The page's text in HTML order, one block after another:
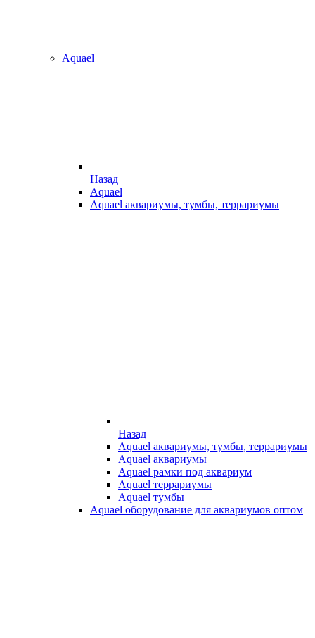
Aquael
Назад
Aquael
Aquael аквариумы, тумбы, террариумы
Назад
Aquael аквариумы, тумбы, террариумы
Aquael аквариумы
Aquael рамки под аквариум
Aquael террариумы
Aquael тумбы
Aquael оборудование для аквариумов оптом